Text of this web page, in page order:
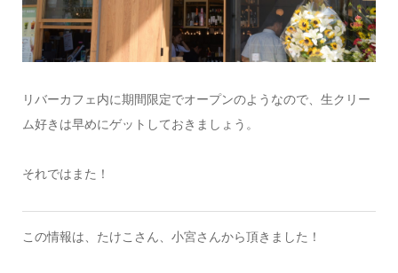
リバーカフェ内に期間限定でオープンのようなので、生クリー
ム好きは早めにゲットしておきましょう。
それではまた！
この情報は、たけこさん、小宮さんから頂きました！